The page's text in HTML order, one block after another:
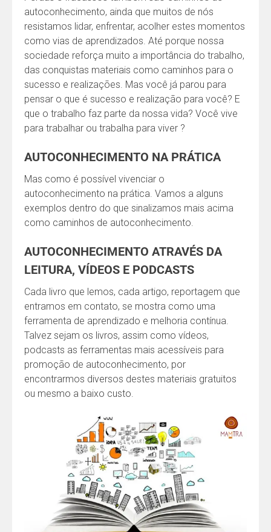
autoconhecimento, ainda que muitos de nós
resistamos lidar, enfrentar, acolher estes momentos
como vias de aprendizados. Até porque nossa
sociedade reforça muito a importância do trabalho,
das conquistas materiais como caminhos para o
sucesso e realizações. Mas você já parou para
pensar o que é sucesso e realização para você? E
que o trabalho faz parte da nossa vida? Você vive
para trabalhar ou trabalha para viver ?
AUTOCONHECIMENTO NA PRÁTICA
Mas como é possível vivenciar o
autoconhecimento na prática. Vamos a alguns
exemplos dentro do que sinalizamos mais acima
como caminhos de autoconhecimento.
AUTOCONHECIMENTO ATRAVÉS DA
LEITURA, VÍDEOS E PODCASTS
Cada livro que lemos, cada artigo, reportagem que
entramos em contato, se mostra como uma
ferramenta de aprendizado e melhoria contínua.
Talvez sejam os livros, assim como vídeos,
podcasts as ferramentas mais acessíveis para
promoção de autoconhecimento, por
encontrarmos diversos destes materiais gratuitos
ou mesmo a baixo custo.